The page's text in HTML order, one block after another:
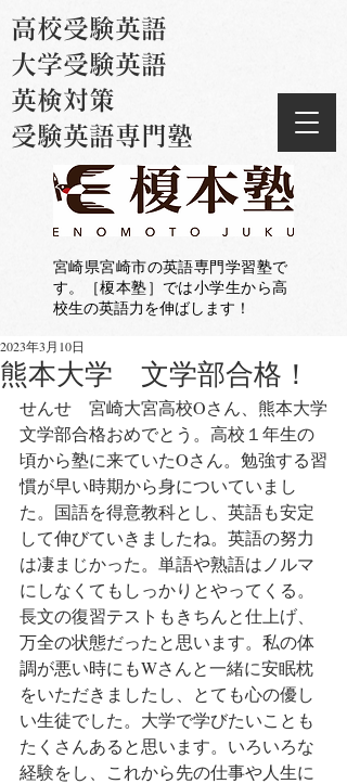
宮崎県宮崎市の英語専門学習塾で
す。［榎本塾］では小学生から高
校生の英語力を伸ばします！
高校受験英語
大学受験英語
英検対策
受験英語専門塾
熊本大学 文学部合格！
2023年3月10日
せんせ　宮崎大宮高校Oさん、熊本大学
文学部合格おめでとう。高校１年生の
頃から塾に来ていたOさん。勉強する習
慣が早い時期から身についていまし
た。国語を得意教科とし、英語も安定
して伸びていきましたね。英語の努力
は凄まじかった。単語や熟語はノルマ
にしなくてもしっかりとやってくる。
長文の復習テストもきちんと仕上げ、
万全の状態だったと思います。私の体
調が悪い時にもWさんと一緒に安眠枕
をいただきましたし、とても心の優し
い生徒でした。大学で学びたいことも
たくさんあると思います。いろいろな
経験をし、これから先の仕事や人生に